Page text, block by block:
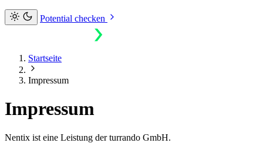
Potential checken
Startseite
Impressum
Impressum
Nentix ist eine Leistung der turrando GmbH.